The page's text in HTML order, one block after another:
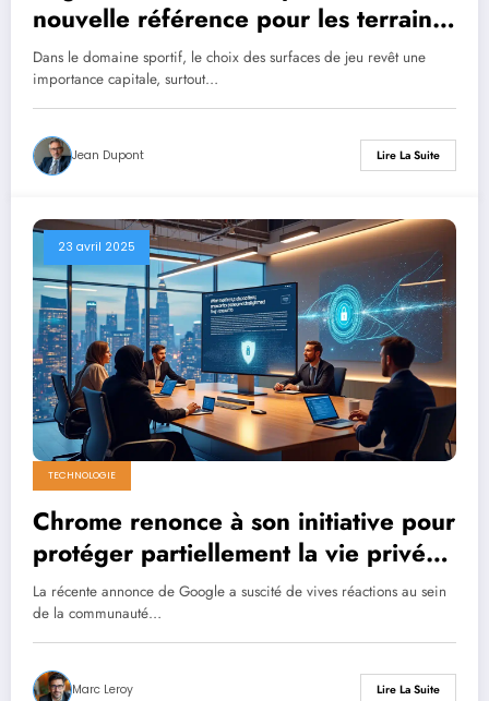
nouvelle référence pour les terrains
de football
Dans le domaine sportif, le choix des surfaces de jeu revêt une
importance capitale, surtout…
Jean Dupont Lire La Suite
23 avril 2025
TECHNOLOGIE
Chrome renonce à son initiative pour
protéger partiellement la vie privée
des utilisateurs
La récente annonce de Google a suscité de vives réactions au sein
de la communauté…
Marc Leroy Lire La Suite